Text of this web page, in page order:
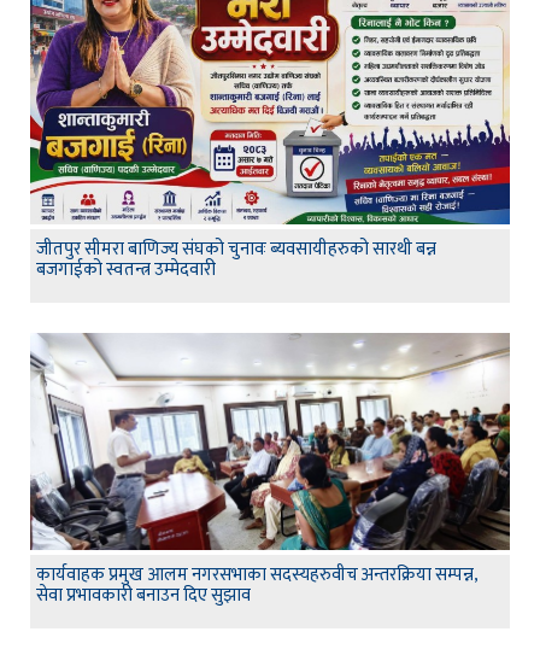
जीतपुर सीमरा बाणिज्य संघको चुनावः ब्यवसायीहरुको सारथी बन्न
बजगाईको स्वतन्त्र उम्मेदवारी
कार्यवाहक प्रमुख आलम नगरसभाका सदस्यहरुवीच अन्तरक्रिया सम्पन्न,
सेवा प्रभावकारी बनाउन दिए सुझाव